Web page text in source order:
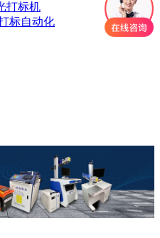
打标机
标自动化